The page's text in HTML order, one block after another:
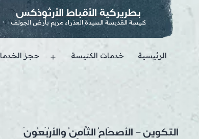
بطريركية الأقباط الأرثوذكس
كنيسة القديسة السيدة العذراء مريم بأرض الجولف
الرئيسية خدمات الكنيسة
Open
حجز
التكوين – الأصحَاحُ الثَّامِنُ والأرْبَعُونَ